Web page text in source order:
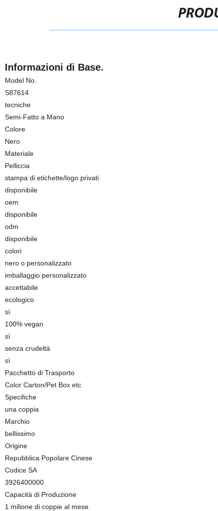
Informazioni di Base.
Model No.
S87614
tecniche
Semi-Fatto a Mano
Colore
Nero
Materiale
Pelliccia
stampa di etichette/logo privati
disponibile
oem
disponibile
odm
disponibile
colori
nero o personalizzato
imballaggio personalizzato
accettabile
ecologico
sì
100% vegan
sì
senza crudeltà
sì
Pacchetto di Trasporto
Color Carton/Pet Box etc
Specifiche
una coppia
Marchio
bellissimo
Origine
Repubblica Popolare Cinese
Codice SA
3926400000
Capacità di Produzione
1 milione di coppie al mese